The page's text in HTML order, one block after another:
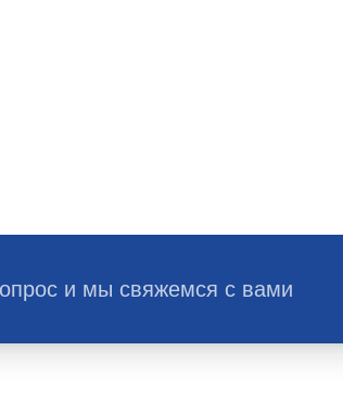
и мы свяжемся с вами